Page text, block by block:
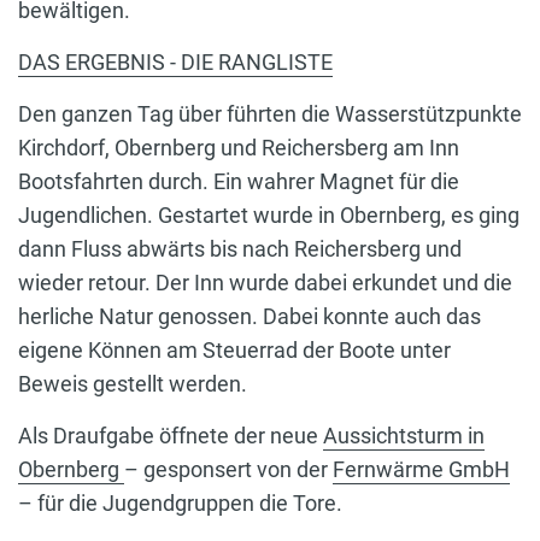
bewältigen.
DAS ERGEBNIS - DIE RANGLISTE
Den ganzen Tag über führten die Wasserstützpunkte
Kirchdorf, Obernberg und Reichersberg am Inn
Bootsfahrten durch. Ein wahrer Magnet für die
Jugendlichen. Gestartet wurde in Obernberg, es ging
dann Fluss abwärts bis nach Reichersberg und
wieder retour. Der Inn wurde dabei erkundet und die
herliche Natur genossen. Dabei konnte auch das
eigene Können am Steuerrad der Boote unter
Beweis gestellt werden.
Als Draufgabe öffnete der neue Aussichtsturm in
Obernberg – gesponsert von der Fernwärme GmbH
– für die Jugendgruppen die Tore.